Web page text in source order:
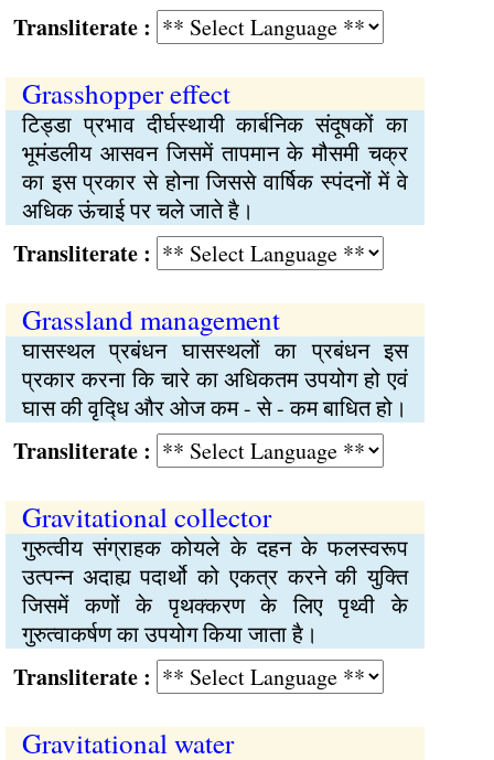
:
Grasshopper effect
टिड्‍डा प्रभाव दीर्घस्थायी कार्बनिक संदूषकों का
भूमंडलीय आसवन जिसमें तापमान के मौसमी चक्र
का इस प्रकार से होना जिससे वार्षिक स्पंदनों में वे
अधिक ऊंचाई पर चले जाते है।
:
Grassland management
घासस्थल प्रबंधन घासस्थलों का प्रबंधन इस
प्रकार करना कि चारे का अधिकतम उपयोग हो एवं
घास की वृद्‍धि और ओज कम - से - कम बाधित हो।
:
Gravitational collector
गुरुत्वीय संग्राहक कोयले के दहन के फलस्वरूप
उत्पन्‍न अदाह्य पदार्थो को एकत्र करने की युक्‍ति
जिसमें कणों के पृथक्‍करण के लिए पृथ्वी के
गुरुत्वाकर्षण का उपयोग किया जाता है।
:
Gravitational water